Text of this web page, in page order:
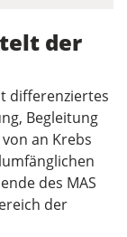
der
differenziertes
Begleitung
an Krebs
des MAS
der